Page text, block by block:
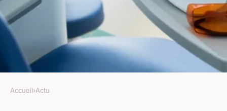
Accueil›Actu